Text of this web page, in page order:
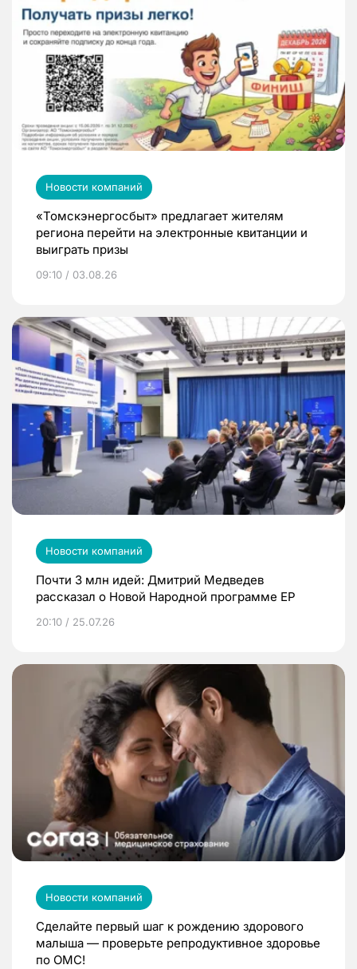
Новости компаний
«Томскэнергосбыт» предлагает жителям
региона перейти на электронные квитанции и
выиграть призы
09:10 / 03.08.26
Новости компаний
Почти 3 млн идей: Дмитрий Медведев
рассказал о Новой Народной программе ЕР
20:10 / 25.07.26
Новости компаний
Сделайте первый шаг к рождению здорового
малыша — проверьте репродуктивное здоровье
по ОМС!